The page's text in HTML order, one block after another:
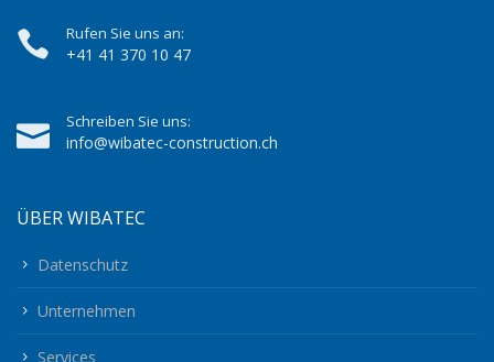
Rufen Sie uns an:
+41 41 370 10 47
Schreiben Sie uns:
info@wibatec-construction.ch
ÜBER WIBATEC
Datenschutz
Unternehmen
Services